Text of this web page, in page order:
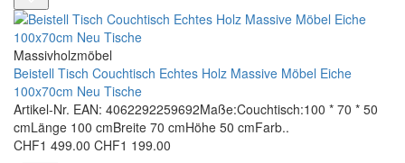
Massivholzmöbel
Beistell Tisch Couchtisch Echtes Holz Massive Möbel Eiche
100x70cm Neu Tische
Artikel-Nr. EAN: 4062292259692Maße:Couchtisch:100 * 70 * 50
cmLänge 100 cmBreite 70 cmHöhe 50 cmFarb..
CHF1 499.00 CHF1 199.00